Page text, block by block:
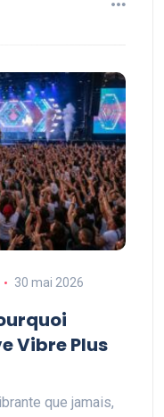
30 mai 2026
Vibre Plus
que jamais,